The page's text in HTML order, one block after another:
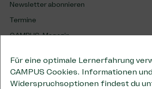
Für eine optimale Lernerfahrung
CAMPUS Cookies. Informationen
Widerspruchsoptionen findest du
Newsletter abonnieren
Termine
CAMPUS-Magazin
Über SKala-CAMPUS
Häufige Fragen